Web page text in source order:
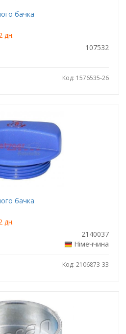
бачка
дн.
107532
Код: 1576535-26
бачка
дн.
2140037
Німеччина
Код: 2106873-33